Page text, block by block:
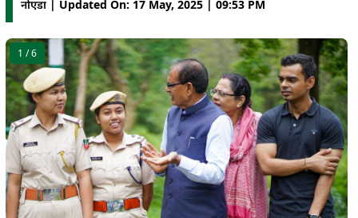
नोएडा | Updated On: 17 May, 2025 | 09:53 PM
1 / 6